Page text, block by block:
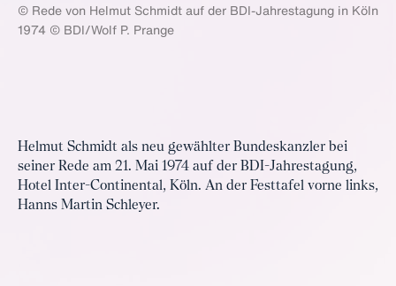
© Rede von Helmut Schmidt auf der BDI-Jahrestagung in Köln
1974 © BDI/Wolf P. Prange
Helmut Schmidt als neu gewählter Bundeskanzler bei
seiner Rede am 21. Mai 1974 auf der BDI-Jahrestagung,
Hotel Inter-Continental, Köln. An der Festtafel vorne links,
Hanns Martin Schleyer.